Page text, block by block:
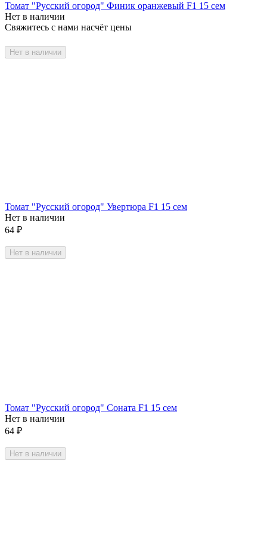
Томат "Русский огород" Финик оранжевый F1 15 сем
Нет в наличии
Свяжитесь с нами насчёт цены
Нет в наличии
Томат "Русский огород" Увертюра F1 15 сем
Нет в наличии
64 ₽
Нет в наличии
Томат "Русский огород" Соната F1 15 сем
Нет в наличии
64 ₽
Нет в наличии